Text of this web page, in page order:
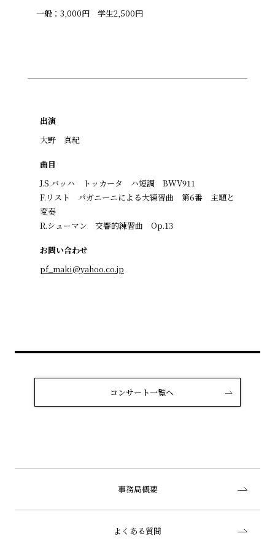
一般：3,000円 学生2,500円
出演
大野 真紀
曲目
J.S.バッハ トッカータ ハ短調 BWV911
F.リスト パガニーニによる大練習曲 第6番 主題と
変奏
R.シューマン 交響的練習曲 Op.13
お問い合わせ
pf_maki@yahoo.co.jp
コンサート一覧へ
事務局概要
よくある質問